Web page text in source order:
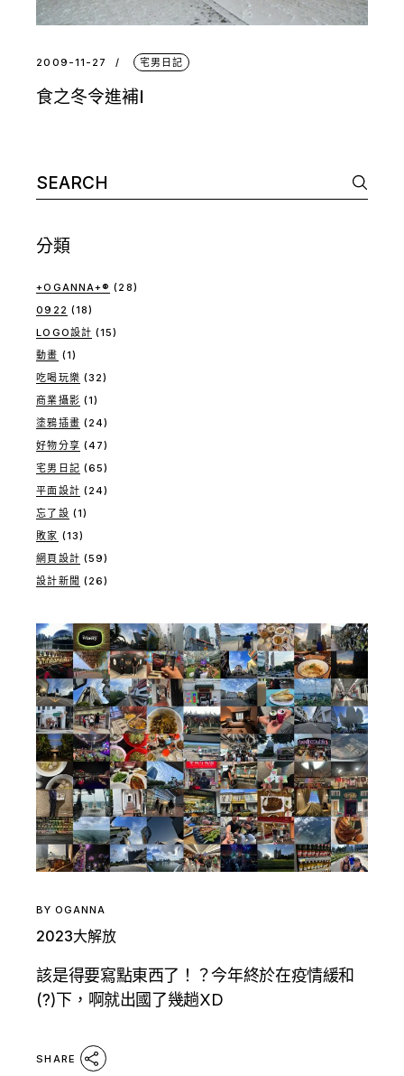
2009-11-27 宅男日記
食之冬令進補I
Search
for:
分類
+OGANNA+® (28)
0922 (18)
LOGO設計 (15)
動畫 (1)
吃喝玩樂 (32)
商業攝影 (1)
塗鴉插畫 (24)
好物分享 (47)
宅男日記 (65)
平面設計 (24)
忘了設 (1)
敗家 (13)
網頁設計 (59)
設計新聞 (26)
BY OGANNA
2023大解放
該是得要寫點東西了！？今年終於在疫情緩和
(?)下，啊就出國了幾趟XD
SHARE